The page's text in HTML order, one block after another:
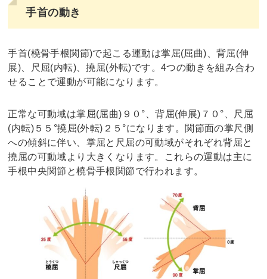
手首の動き
手首(橈骨手根関節)で起こる運動は掌屈(屈曲)、背屈(伸
展)、尺屈(内転)、撓屈(外転)です。4つの動きを組み合わ
せることで運動が可能になります。
正常な可動域は掌屈(屈曲)９０°、背屈(伸展)７０°、尺屈
(内転)５５°撓屈(外転)２５°になります。関節面の掌尺側
への傾斜に伴い、掌屈と尺屈の可動域がそれぞれ背屈と
撓屈の可動域より大きくなります。これらの運動は主に
手根中央関節と橈骨手根関節で行われます。